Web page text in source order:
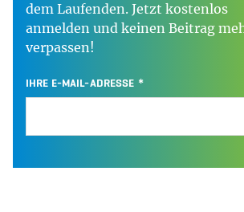
dem Laufenden. Jetzt kostenlos
anmelden und keinen Beitrag
verpassen!
IHRE E-MAIL-ADRESSE